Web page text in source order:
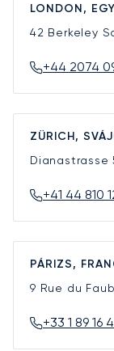
LONDON,
42 Berkeley
+44 2074
ZÜRICH,
Dianastrasse
+41 44 810
PÁRIZS,
9 Rue du
+33 1 89 16